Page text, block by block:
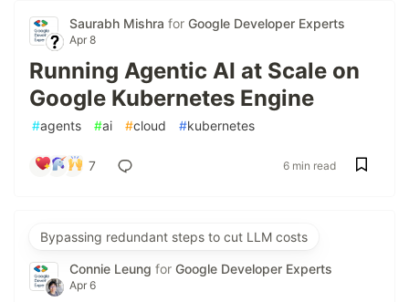
Saurabh Mishra for Google Developer Experts
Apr 8
Running Agentic AI at Scale on
Google Kubernetes Engine
#agents #ai #cloud #kubernetes
7 6 min read
Bypassing redundant steps to cut LLM costs
Connie Leung for Google Developer Experts
Apr 6